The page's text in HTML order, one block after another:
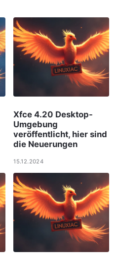
Xfce 4.20 Desktop-
Umgebung
veröffentlicht, hier sind
die Neuerungen
15.12.2024